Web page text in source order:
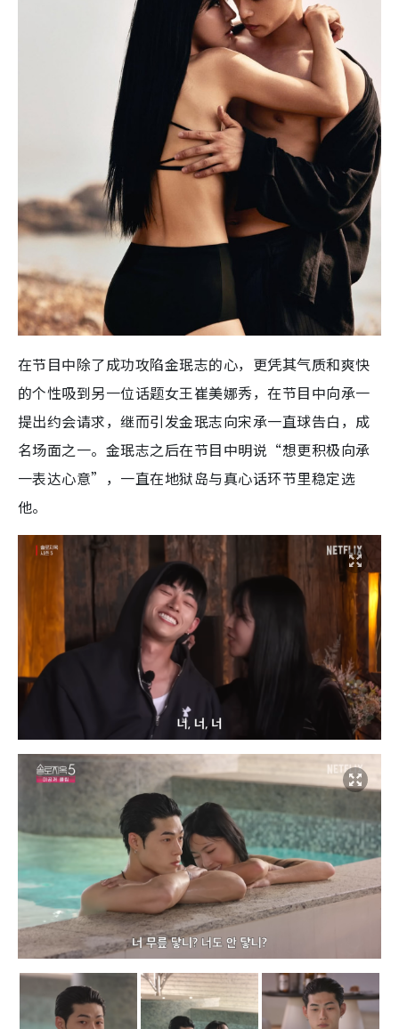
在节目中除了成功攻陷金珉志的心，更凭其气质和爽快
的个性吸到另一位话题女王崔美娜秀，在节目中向承一
提出约会请求，继而引发金珉志向宋承一直球告白，成
名场面之一。金珉志之后在节目中明说“想更积极向承
一表达心意”，一直在地狱岛与真心话环节里稳定选
他。